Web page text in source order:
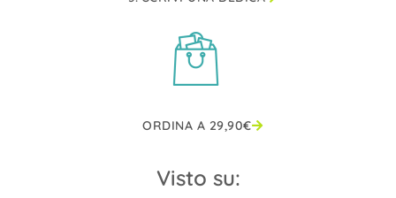
ORDINA A 29,90€
Visto su: